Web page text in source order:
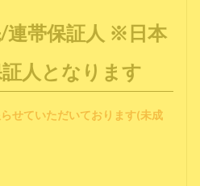
連帯保証人 ※日本
人となります
せていただいております(未成